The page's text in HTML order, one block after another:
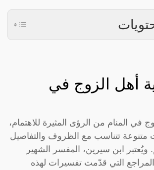
أهل الزوج في
في المنام من الرؤى المثيرة للاهتمام،
متنوعة تتناسب مع الظروف والتفاصيل
ويُعتبر ابن سيرين، المفسر الشهير
التي قدّمت تفسيرات لهذه